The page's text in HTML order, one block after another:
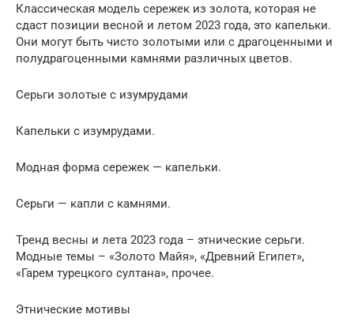
Классическая модель сережек из золота, которая не
сдаст позиции весной и летом 2023 года, это капельки.
Они могут быть чисто золотыми или с драгоценными и
полудрагоценными камнями различных цветов.
Серьги золотые с изумрудами
Капельки с изумрудами.
Модная форма сережек — капельки.
Серьги — капли с камнями.
Тренд весны и лета 2023 года – этнические серьги.
Модные темы – «Золото Майя», «Древний Египет»,
«Гарем турецкого султана», прочее.
Этнические мотивы